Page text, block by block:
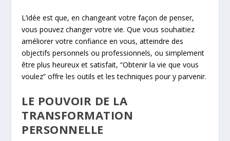
L’idée est que, en changeant votre façon de penser,
vous pouvez changer votre vie. Que vous souhaitiez
améliorer votre confiance en vous, atteindre des
objectifs personnels ou professionnels, ou simplement
être plus heureux et satisfait, “Obtenir la vie que vous
voulez” offre les outils et les techniques pour y parvenir.
LE POUVOIR DE LA
TRANSFORMATION
PERSONNELLE